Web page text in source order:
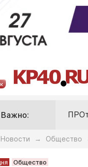
Важно:
Новости → Общество
Общество